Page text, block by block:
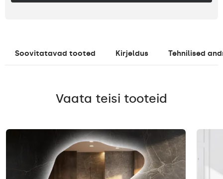
Soovitatavad tooted Kirjeldus Tehnilised
Vaata teisi tooteid